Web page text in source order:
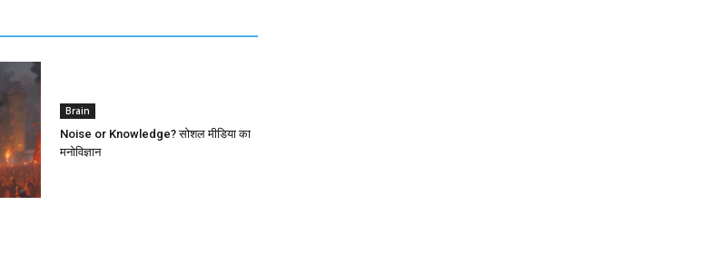
Brain
Noise or Knowledge? सोशल मीडिया का
मनोविज्ञान